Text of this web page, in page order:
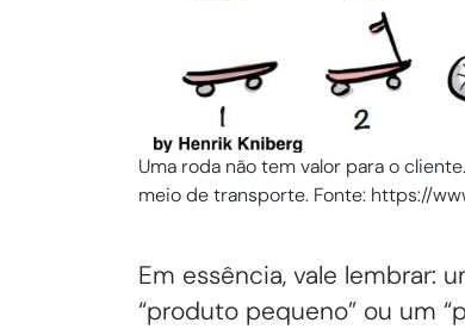
Uma roda não tem valor para o
meio de transporte. Fonte: https://
Em essência, vale lembrar:
“produto pequeno” ou um